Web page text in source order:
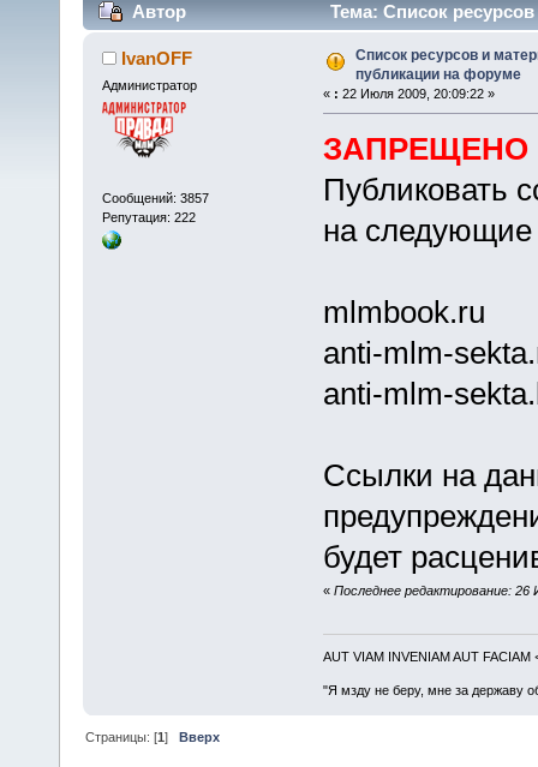
Автор
Тема: Список
(Прочитано 32129 раз)
IvanOFF
Администратор
Сообщений: 3857
Репутация: 222
Список ресурсов и
публикации на форуме
« : 22 Июля 2009, 20:09:22 »
ЗАПРЕЩЕНО
Публиковать
на следующие
mlmbооk.ru
аnti-mlm-
аnti-mlm-
Ссылки на
будет
« Последнее редактирование:
AUT VIAM INVENIAM AUT FACIAM
"Я мзду не беру, мне за державу
Страницы: [1]Вверх